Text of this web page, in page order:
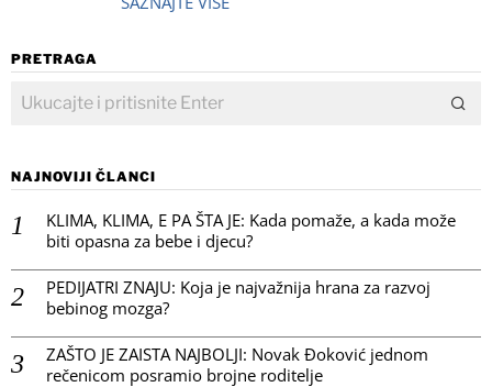
PRETRAGA
NAJNOVIJI ČLANCI
KLIMA, KLIMA, E PA ŠTA JE: Kada pomaže, a kada može
biti opasna za bebe i djecu?
PEDIJATRI ZNAJU: Koja je najvažnija hrana za razvoj
bebinog mozga?
ZAŠTO JE ZAISTA NAJBOLJI: Novak Đoković jednom
rečenicom posramio brojne roditelje